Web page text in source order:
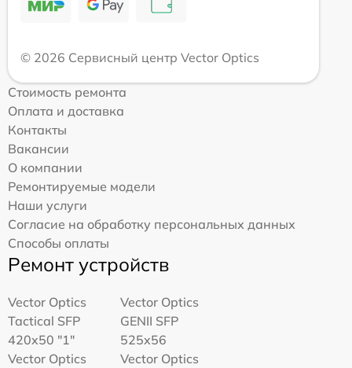
© 2026 Сервисный центр Vector Optics
Стоимость ремонта
Оплата и доставка
Контакты
Вакансии
О компании
Ремонтируемые модели
Наши услуги
Согласие на обработку персональных данных
Способы оплаты
Ремонт устройств
Vector Optics
Tactical SFP
420x50 "1"
Vector Optics
GENII SFP
525x56
Vector Optics
Vector Optics